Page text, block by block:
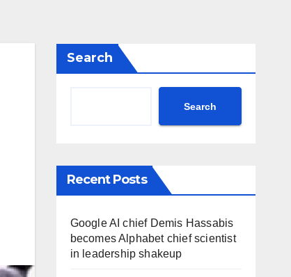
Search
Search
Recent Posts
Google AI chief Demis Hassabis
becomes Alphabet chief scientist
in leadership shakeup